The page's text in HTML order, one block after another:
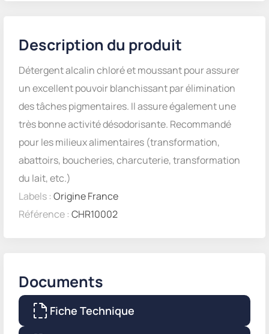
Description du produit
Détergent alcalin chloré et moussant pour assurer
un excellent pouvoir blanchissant par élimination
des tâches pigmentaires. Il assure également une
très bonne activité désodorisante. Recommandé
pour les milieux alimentaires (transformation,
abattoirs, boucheries, charcuterie, transformation
du lait, etc.)
Labels : Origine France
Référence : CHR10002
Documents
Fiche Technique